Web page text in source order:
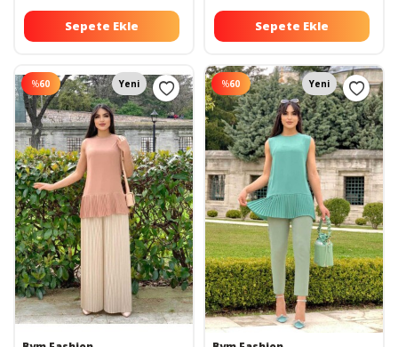
Sepete Ekle Sepete Ekle
%60 Yeni %60 Yeni